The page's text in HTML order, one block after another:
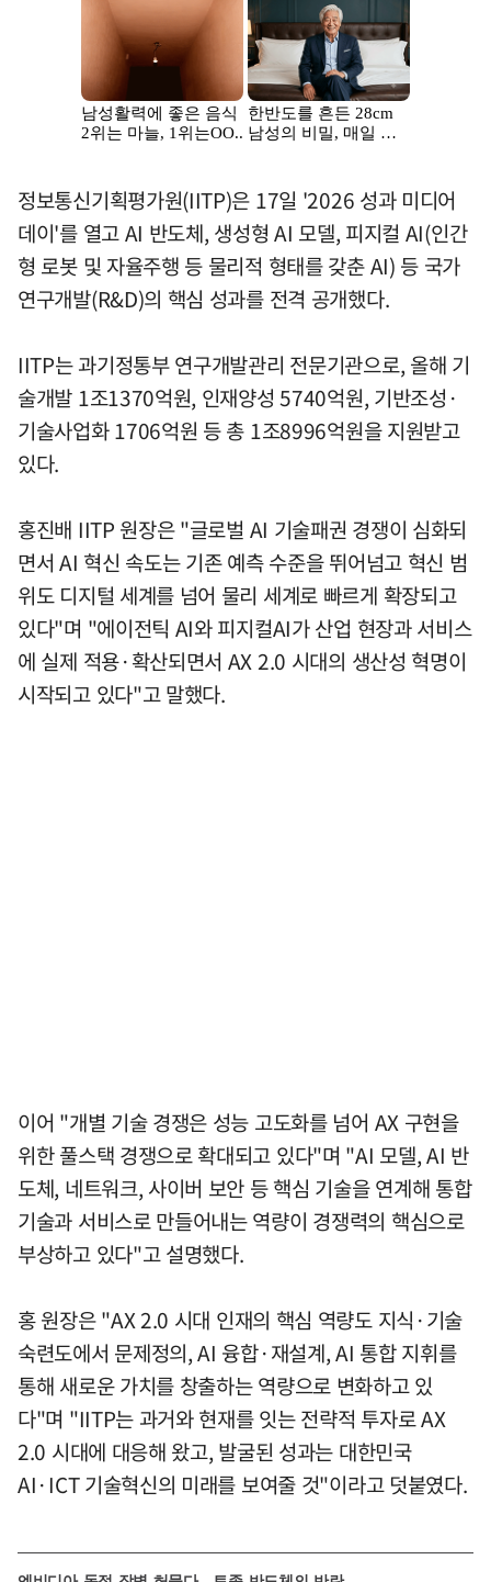
정보통신기획평가원(IITP)은 17일 '2026 성과 미디어
데이'를 열고 AI 반도체, 생성형 AI 모델, 피지컬 AI(인간
형 로봇 및 자율주행 등 물리적 형태를 갖춘 AI) 등 국가
연구개발(R&D)의 핵심 성과를 전격 공개했다.
IITP는 과기정통부 연구개발관리 전문기관으로, 올해 기
술개발 1조1370억원, 인재양성 5740억원, 기반조성·
기술사업화 1706억원 등 총 1조8996억원을 지원받고
있다.
홍진배 IITP 원장은 "글로벌 AI 기술패권 경쟁이 심화되
면서 AI 혁신 속도는 기존 예측 수준을 뛰어넘고 혁신 범
위도 디지털 세계를 넘어 물리 세계로 빠르게 확장되고
있다"며 "에이전틱 AI와 피지컬AI가 산업 현장과 서비스
에 실제 적용·확산되면서 AX 2.0 시대의 생산성 혁명이
시작되고 있다"고 말했다.
이어 "개별 기술 경쟁은 성능 고도화를 넘어 AX 구현을
위한 풀스택 경쟁으로 확대되고 있다"며 "AI 모델, AI 반
도체, 네트워크, 사이버 보안 등 핵심 기술을 연계해 통합
기술과 서비스로 만들어내는 역량이 경쟁력의 핵심으로
부상하고 있다"고 설명했다.
홍 원장은 "AX 2.0 시대 인재의 핵심 역량도 지식·기술
숙련도에서 문제정의, AI 융합·재설계, AI 통합 지휘를
통해 새로운 가치를 창출하는 역량으로 변화하고 있
다"며 "IITP는 과거와 현재를 잇는 전략적 투자로 AX
2.0 시대에 대응해 왔고, 발굴된 성과는 대한민국
AI·ICT 기술혁신의 미래를 보여줄 것"이라고 덧붙였다.